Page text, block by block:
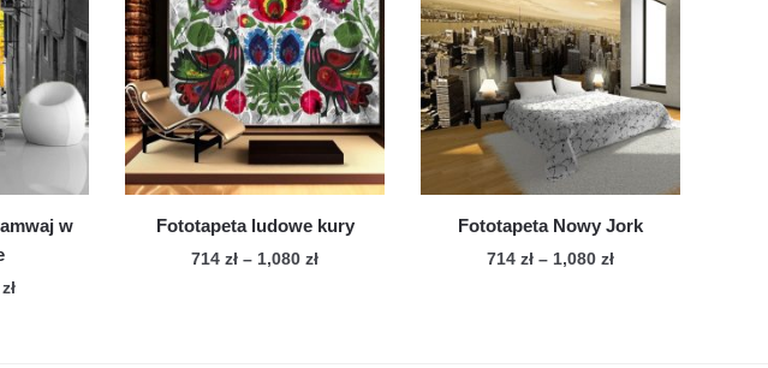
Opcje
można
wybrać
na
stronie
produktu
wariantów.
Opcje
można
wybrać
na
stronie
produktu
w
złZakres
Fototapeta ludowe kury
714zł – 1,080złZakres
Fototapeta Nowy Jork
714 zł – 1,080 złZakres